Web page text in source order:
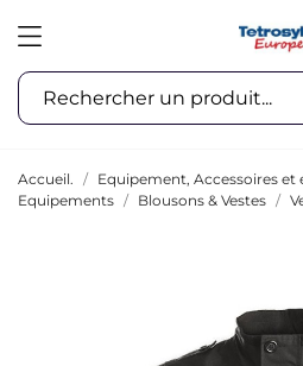
Accueil.
Equipement, Accessoires
Equipements
Blousons & Vestes